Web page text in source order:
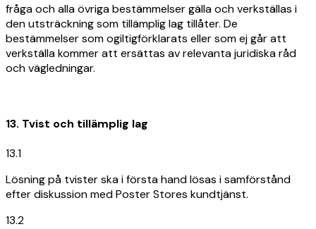
fråga och alla övriga bestämmelser gälla och verkställas i
den utsträckning som tillämplig lag tillåter. De
bestämmelser som ogiltigförklarats eller som ej går att
verkställa kommer att ersättas av relevanta juridiska råd
och vägledningar.
13. Tvist och tillämplig lag
13.1
Lösning på tvister ska i första hand lösas i samförstånd
efter diskussion med Poster Stores kundtjänst.
13.2